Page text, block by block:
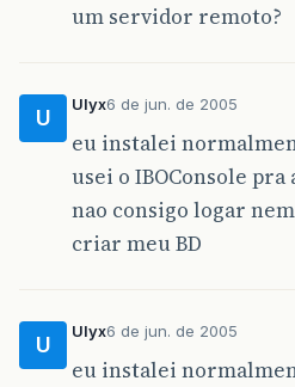
um servidor remoto?
U
Ulyx6 de jun. de 2005
eu instalei
usei o IBOConsole pra
nao consigo logar
criar meu BD
U
Ulyx6 de jun. de 2005
eu instalei